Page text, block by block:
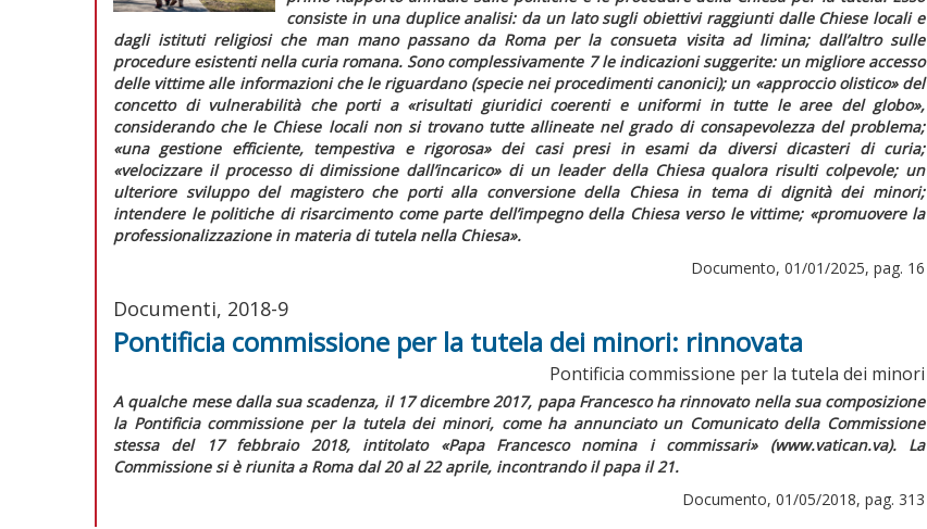
consiste in una duplice analisi: da un lato sugli obiettivi raggiunti dalle Chiese locali e
dagli istituti religiosi che man mano passano da Roma per la consueta visitaad limina; dall’altro sulle
procedure esistenti nella curia romana. Sono complessivamente 7 le indicazioni suggerite: un migliore accesso
delle vittime alle informazioni che le riguardano (specie nei procedimenti canonici); un «approccio olistico»del
concetto di vulnerabilità che porti a «risultati giuridici coerenti e uniformi in tutte le aree del globo»,
considerando che le Chiese locali non si trovano tutte allineate nel grado di consapevolezza del problema;
«una gestione efficiente, tempestiva e rigorosa»dei casi presi in esami da diversi dicasteri di curia;
«velocizzare il processo di dimissione dall’incarico»di un leader della Chiesa qualora risulti colpevole; un
ulteriore sviluppo del magistero che porti alla conversione della Chiesa in tema di dignità dei minori;
intendere le politiche di risarcimento come parte dell’impegno della Chiesa verso le vittime; «promuovere la
professionalizzazione in materia di tutela nella Chiesa».
Documento, 01/01/2025, pag. 16
Documenti, 2018-9
Pontificia commissione per la tutela dei minori: rinnovata
Pontificia commissione per la tutela dei minori
A qualche mese dalla sua scadenza, il 17 dicembre 2017, papa Francesco ha rinnovato nella sua composizione
la Pontificia commissione per la tutela dei minori, come ha annunciato un Comunicato della Commissione
stessa del 17 febbraio 2018, intitolato «Papa Francesco nomina i commissari» (www.vatican.va). La
Commissione si è riunita a Roma dal 20 al 22 aprile, incontrando il papa il 21.
Documento, 01/05/2018, pag. 313